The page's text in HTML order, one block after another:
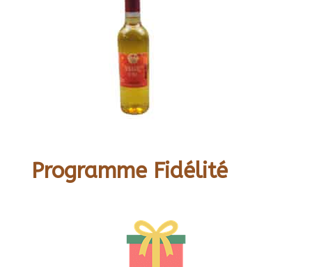
Programme Fidélité